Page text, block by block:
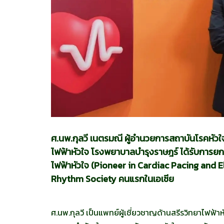
ศ.นพ.กุลวี เนตรมณี ผู้อำนวยการสถาบันโรคหัว
ไฟฟ้าหัวใจ โรงพยาบาลบำรุงราษฎร์ ได้รับการ
ไฟฟ้าหัวใจ (Pioneer in Cardiac Pacing
Rhythm Society คนแรกในเอเชีย
ศ.นพ.กุลวี เป็นแพทย์ผู้เชี่ยวชาญด้านสรีรวิทยาไฟฟ้